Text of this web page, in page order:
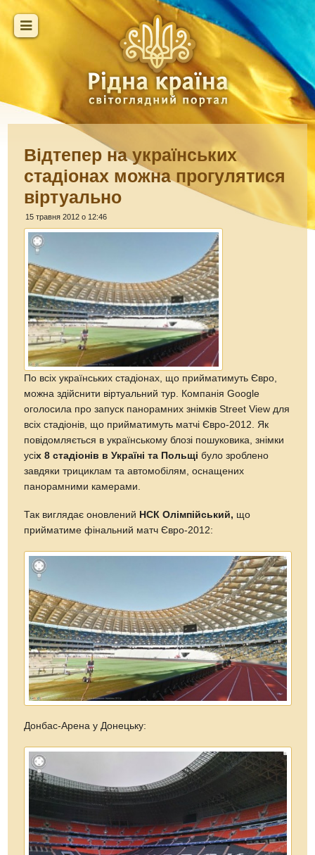
Відтепер на українських
стадіонах можна прогулятися
віртуально
15 травня 2012 о 12:46
По всіх українських стадіонах, що прийматимуть Євро,
можна здійснити віртуальний тур. Компанія Google
оголосила про запуск панорамних знімків Street View для
всіх стадіонів, що прийматимуть матчі Євро-2012. Як
повідомляється в українському блозі пошуковика, знімки
усіх 8 стадіонів в Україні та Польщі було зроблено
завдяки трициклам та автомобілям, оснащених
панорамними камерами.
Так виглядає оновлений НСК Олімпійський, що
прийматиме фінальний матч Євро-2012:
Донбас-Арена у Донецьку: